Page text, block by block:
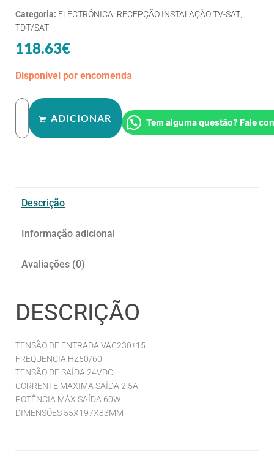
Categoria: ELECTRÓNICA RECEPÇÃO INSTALAÇÃO TV-SAT
TDT/SAT
118.63€
Disponível por encomenda
ADICIONAR Tem alguma questão? Fale
Descrição
Informação adicional
Avaliações (0)
DESCRIÇÃO
TENSÃO DE ENTRADA VAC230±15
FREQUENCIA HZ50/60
TENSÃO DE SAÍDA 24VDC
CORRENTE MÁXIMA SAÍDA 2.5A
POTÊNCIA MÁX SAÍDA 60W
DIMENSÕES 55X197X83MM